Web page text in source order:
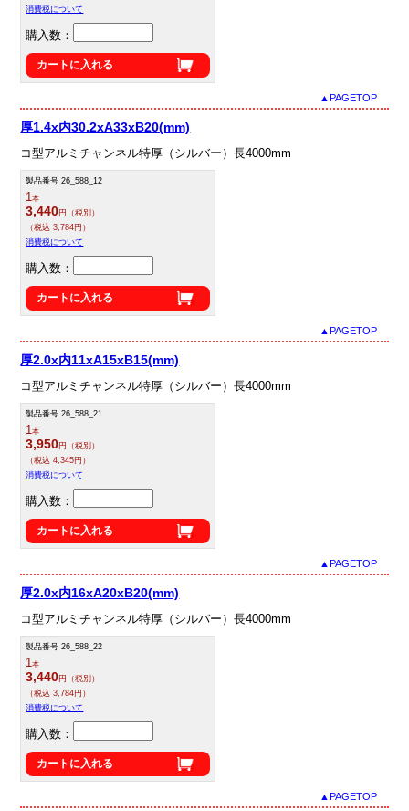
消費税について
購入数：
カートに入れる
▲PAGETOP
厚1.4x内30.2xA33xB20(mm)
コ型アルミチャンネル特厚（シルバー）長4000mm
製品番号 26_588_12
1本
3,440円（税別）
（税込 3,784円）
消費税について
購入数：
カートに入れる
▲PAGETOP
厚2.0x内11xA15xB15(mm)
コ型アルミチャンネル特厚（シルバー）長4000mm
製品番号 26_588_21
1本
3,950円（税別）
（税込 4,345円）
消費税について
購入数：
カートに入れる
▲PAGETOP
厚2.0x内16xA20xB20(mm)
コ型アルミチャンネル特厚（シルバー）長4000mm
製品番号 26_588_22
1本
3,440円（税別）
（税込 3,784円）
消費税について
購入数：
カートに入れる
▲PAGETOP